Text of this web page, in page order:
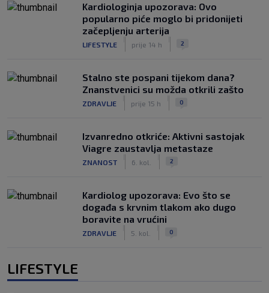
Kardiologinja upozorava: Ovo
popularno piće moglo bi pridonijeti
začepljenju arterija
LIFESTYLE prije 14 h 2
Stalno ste pospani tijekom dana?
Znanstvenici su možda otkrili zašto
ZDRAVLJE prije 15 h 0
Izvanredno otkriće: Aktivni sastojak
Viagre zaustavlja metastaze
ZNANOST 6. kol. 2
Kardiolog upozorava: Evo što se
događa s krvnim tlakom ako dugo
boravite na vrućini
ZDRAVLJE 5. kol. 0
LIFESTYLE